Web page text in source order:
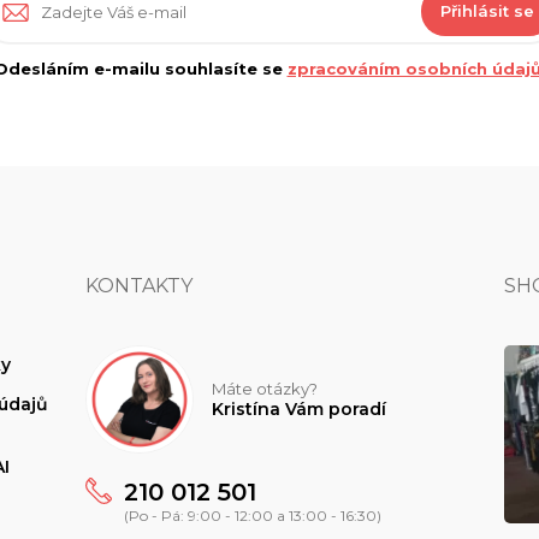
Přihlásit se
e-mailu souhlasíte se zpracováním osobních
KONTAKTY
Máte otázky?
Kristína Vám poradí
210 012 501
(Po - Pá: 9:00 - 12:00 a 13:00 - 16:30)